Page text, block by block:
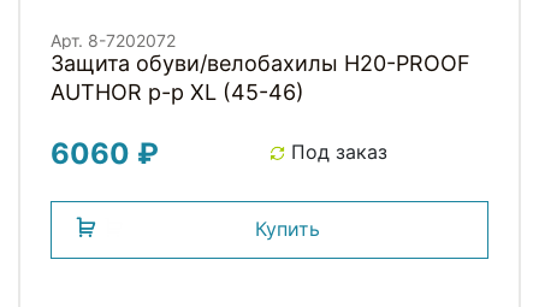
Арт. 8-7202072
Защита обуви/велобахилы H20-PROOF
AUTHOR р-р XL (45-46)
6060 ₽ Под заказ
Купить